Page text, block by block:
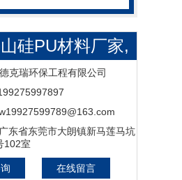
硅PU材料厂家,
场材料,硅PU球场
价格,硅PU篮球
网球场,塑胶球场
建设
克瑞环保工程有限公司
东省东莞市大朗镇新马莲马坑
102室
在线留言